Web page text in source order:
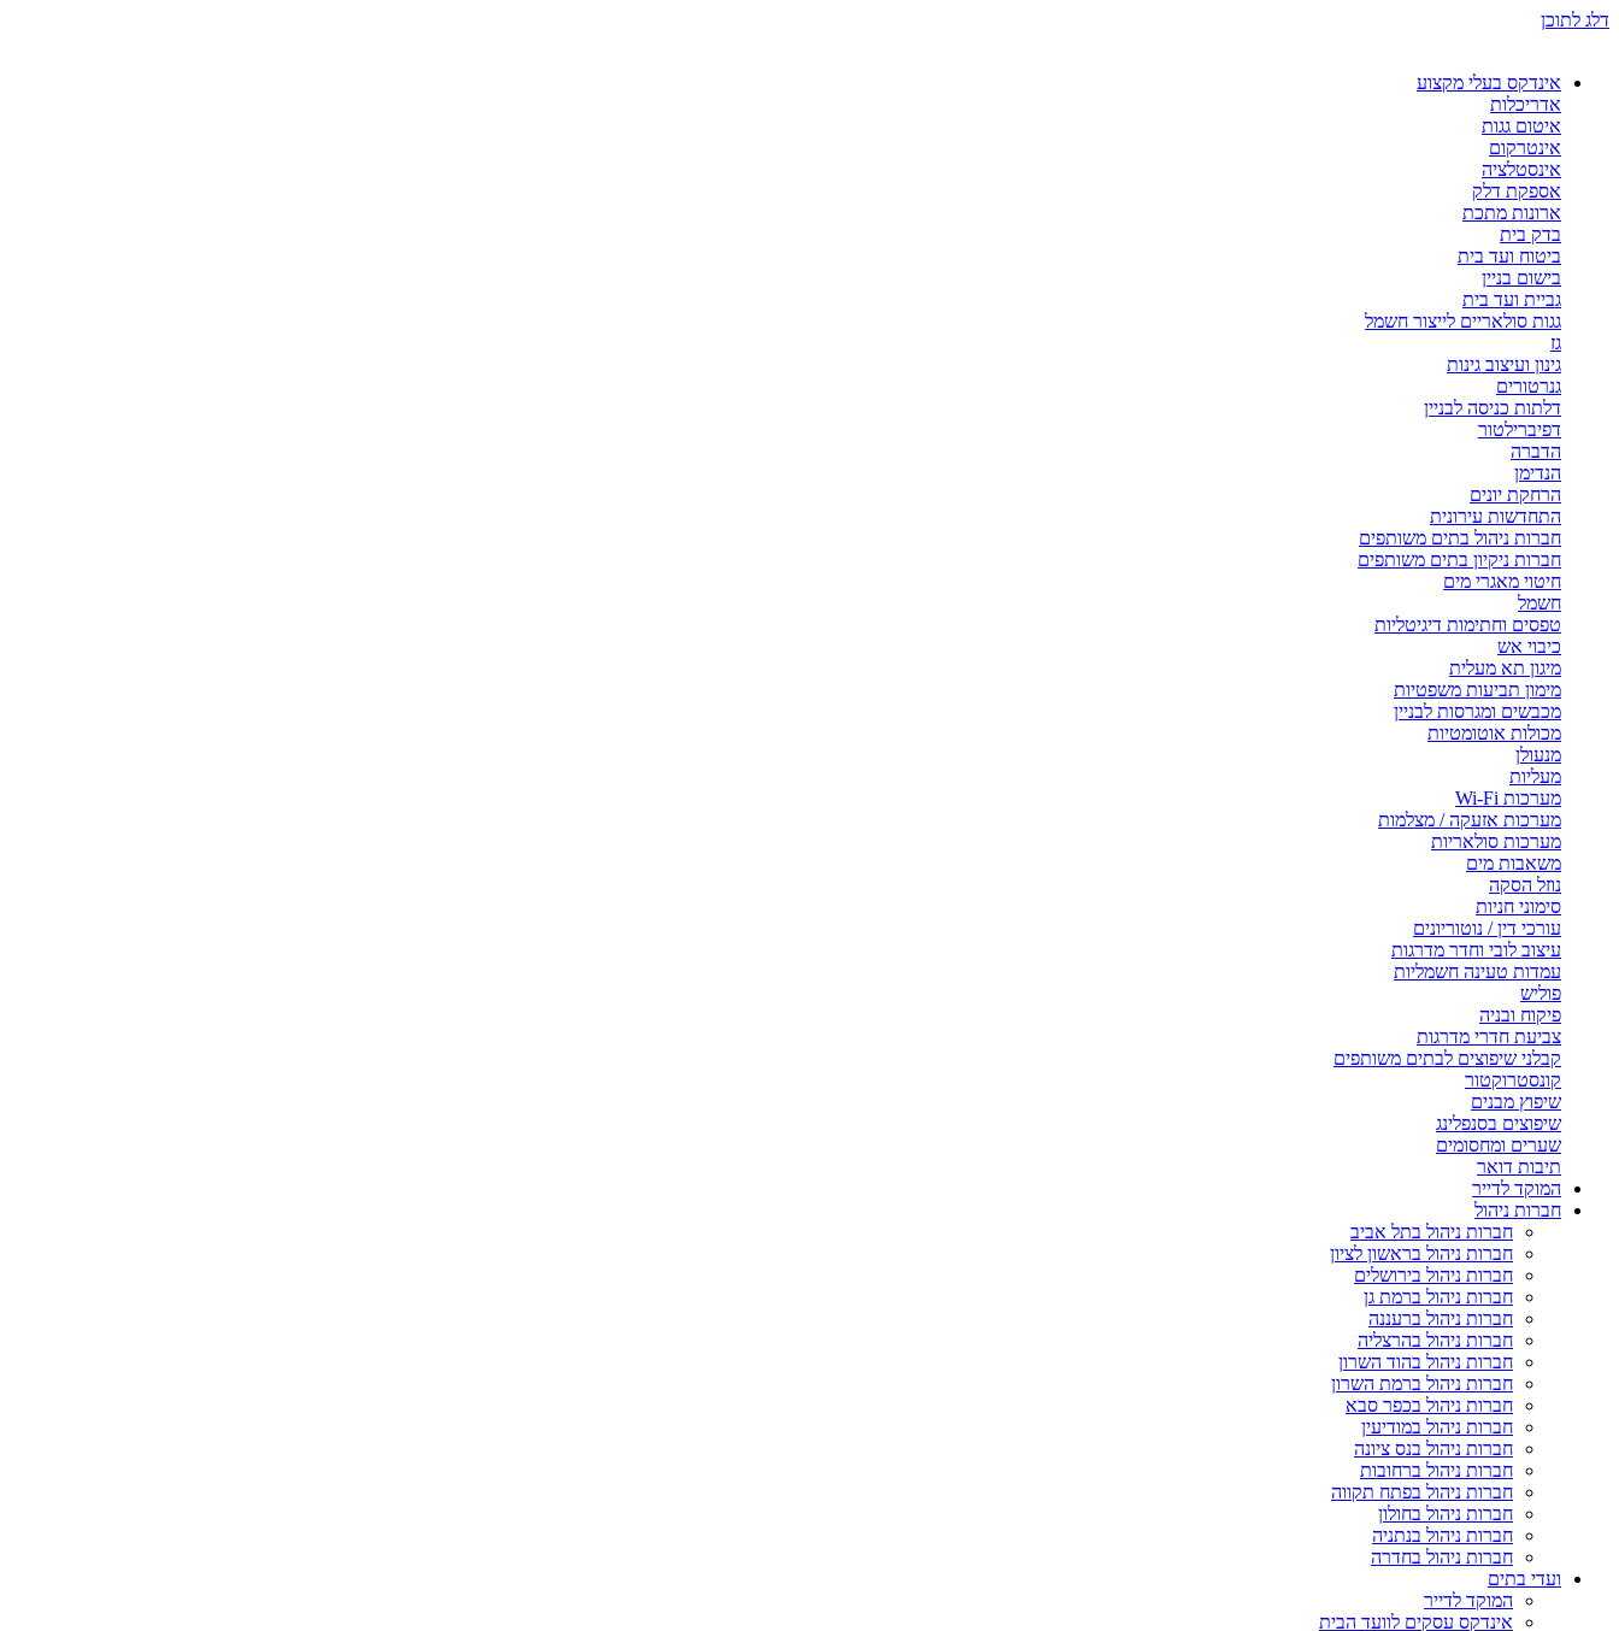
דלג לתוכן
אינדקס בעלי מקצוע
אדריכלות
איטום גגות
אינטרקום
אינסטלציה
אספקת דלק
ארונות מתכת
בדק בית
ביטוח ועד בית
בישום בניין
גביית ועד בית
גגות סולאריים לייצור חשמל
גז
גינון ועיצוב גינות
גנרטורים
דלתות כניסה לבניין
דפיברילטור
הדברה
הנדימן
הרחקת יונים
התחדשות עירונית
חברות ניהול בתים משותפים
חברות ניקיון בתים משותפים
חיטוי מאגרי מים
חשמל
טפסים וחתימות דיגיטליות
כיבוי אש
מיגון תא מעלית
מימון תביעות משפטיות
מכבשים ומגרסות לבניין
מכולות אוטומטיות
מנעולן
מעליות
מערכות Wi-Fi
מערכות אזעקה / מצלמות
מערכות סולאריות
משאבות מים
נוזל הסקה
סימוני חניות
עורכי דין / נוטוריונים
עיצוב לובי וחדר מדרגות
עמדות טעינה חשמליות
פוליש
פיקוח ובניה
צביעת חדרי מדרגות
קבלני שיפוצים לבתים משותפים
קונסטרוקטור
שיפוץ מבנים
שיפוצים בסנפלינג
שערים ומחסומים
תיבות דואר
המוקד לדייר
חברות ניהול
חברות ניהול בתל אביב
חברות ניהול בראשון לציון
חברות ניהול בירושלים
חברות ניהול ברמת גן
חברות ניהול ברעננה
חברות ניהול בהרצליה
חברות ניהול בהוד השרון
חברות ניהול ברמת השרון
חברות ניהול בכפר סבא
חברות ניהול במודיעין
חברות ניהול בנס ציונה
חברות ניהול ברחובות
חברות ניהול בפתח תקווה
חברות ניהול בחולון
חברות ניהול בנתניה
חברות ניהול בחדרה
ועדי בתים
המוקד לדייר
אינדקס עסקים לוועד הבית